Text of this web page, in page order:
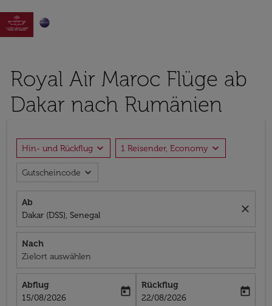

Royal Air Maroc Flüge ab
Dakar nach Rumänien
Hin- und Rückflug expand_more 1 Reisender, Economy expand_more
Gutscheincode expand_more
Ab
Dakar (DSS), Senegal
close
Nach
Zielort auswählen
Abflug
fc-booking-departure-date-aria-label
15/08/2026
today
Rückflug
fc-booking-return-date-aria-label
22/08/2026
today